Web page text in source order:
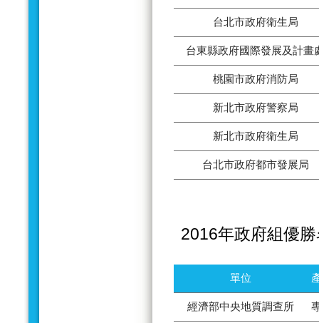
台北市政府衛生局
台東縣政府國際發展及計畫
桃園市政府消防局
新北市政府警察局
新北市政府衛生局
台北市政府都市發展局
2016年政府組優
單位
經濟部中央地質調查所